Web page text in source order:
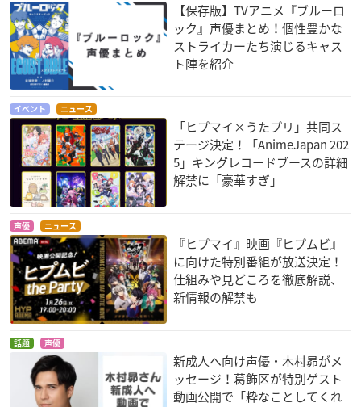
【保存版】TVアニメ『ブルーロ
ック』声優まとめ！個性豊かな
ストライカーたち演じるキャス
ト陣を紹介
イベント ニュース
「ヒプマイ×うたプリ」共同ス
テージ決定！「AnimeJapan 202
5」キングレコードブースの詳細
解禁に「豪華すぎ」
声優 ニュース
『ヒプマイ』映画『ヒプムビ』
に向けた特別番組が放送決定！
仕組みや見どころを徹底解説、
新情報の解禁も
話題 声優
新成人へ向け声優・木村昴がメ
ッセージ！葛飾区が特別ゲスト
動画公開で「粋なことしてくれ